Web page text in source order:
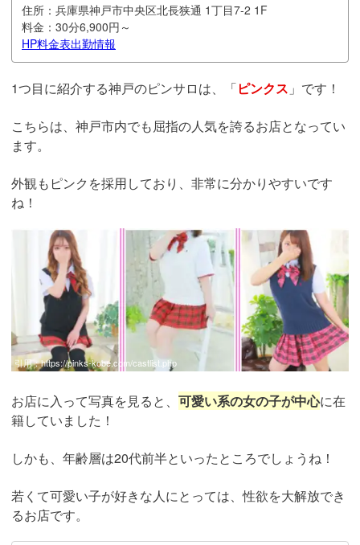
住所： 兵庫県神戸市中央区北長狭通 1丁目7-2 1F
料金： 30分6,900円～
HP料金表出勤情報
1つ目に紹介する神戸のピンサロは、「ピンクス 」です！
こちらは、神戸市内でも屈指の人気を誇るお店となってい
ます。
外観もピンクを採用しており、非常に分かりやすいです
ね！
引用：https://pinks-kobe.com/castlist.php
お店に入って写真を見ると、 可愛い系の女の子が中心に在
籍していました！
しかも、年齢層は20代前半といったところでしょうね！
若くて可愛い子が好きな人にとっては、性欲を大解放でき
るお店です。